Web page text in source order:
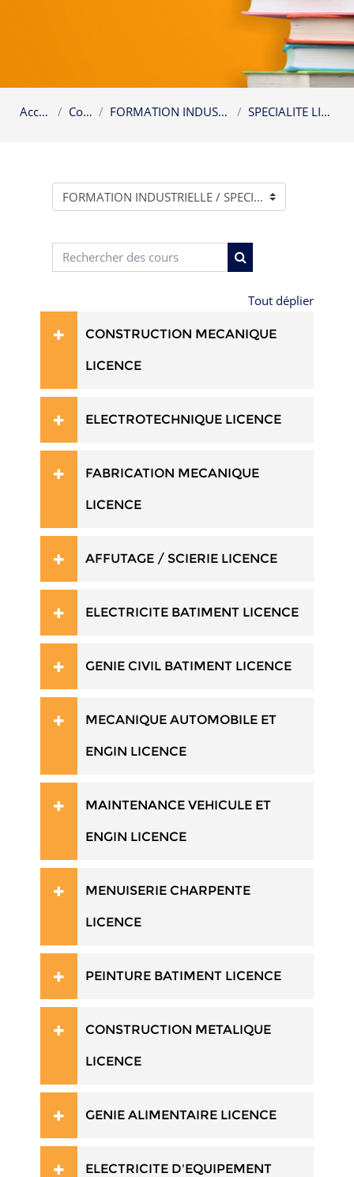
Accueil Cours FORMATION INDUSTRIELLE SPECIALITE LICENCE
Catégories de cours
Rechercher des cours
Rechercher des
Tout déplier
CONSTRUCTION MECANIQUE
LICENCE
ELECTROTECHNIQUE LICENCE
FABRICATION MECANIQUE
LICENCE
AFFUTAGE / SCIERIE LICENCE
ELECTRICITE BATIMENT LICENCE
GENIE CIVIL BATIMENT LICENCE
MECANIQUE AUTOMOBILE ET
ENGIN LICENCE
MAINTENANCE VEHICULE ET
ENGIN LICENCE
MENUISERIE CHARPENTE
LICENCE
PEINTURE BATIMENT LICENCE
CONSTRUCTION METALIQUE
LICENCE
GENIE ALIMENTAIRE LICENCE
ELECTRICITE D'EQUIPEMENT